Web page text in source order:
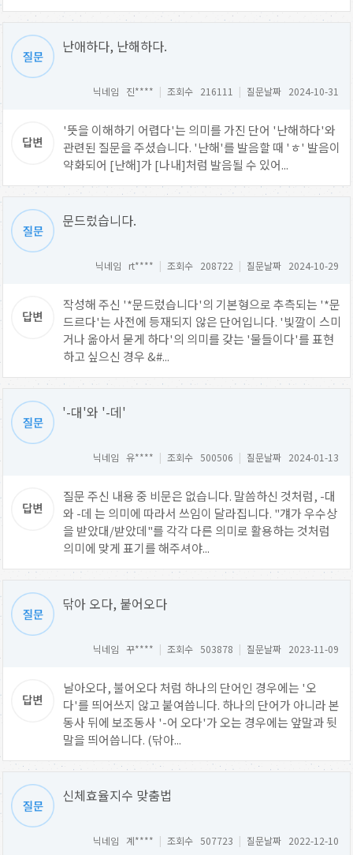
난애하다, 난해하다.
닉네임 진**** | 조회수 216111 | 질문날짜 2024-10-31
'뜻을 이해하기 어렵다'는 의미를 가진 단어 '난해하다'와
관련된 질문을 주셨습니다. '난해'를 발음할 때 'ㅎ' 발음이
약화되어 [난해]가 [나내]처럼 발음될 수 있어...
문드렀습니다.
닉네임 rt**** | 조회수 208722 | 질문날짜 2024-10-29
작성해 주신 '*문드렀습니다'의 기본형으로 추측되는 '*문
드르다'는 사전에 등재되지 않은 단어입니다. '빛깔이 스미
거나 옮아서 묻게 하다'의 의미를 갖는 '물들이다'를 표현
하고 싶으신 경우 &#...
'-대'와 '-데'
닉네임 유**** | 조회수 500506 | 질문날짜 2024-01-13
질문 주신 내용 중 비문은 없습니다. 말씀하신 것처럼, -대
와 -데 는 의미에 따라서 쓰임이 달라집니다. "걔가 우수상
을 받았대/받았데"를 각각 다른 의미로 활용하는 것처럼
의미에 맞게 표기를 해주셔야...
닦아 오다, 붙어오다
닉네임 꾸**** | 조회수 503878 | 질문날짜 2023-11-09
날아오다, 불어오다 처럼 하나의 단어인 경우에는 '오
다'를 띄어쓰지 않고 붙여씁니다. 하나의 단어가 아니라 본
동사 뒤에 보조동사 '-어 오다'가 오는 경우에는 앞말과 뒷
말을 띄어씁니다. (닦아...
신체효율지수 맞춤법
닉네임 계**** | 조회수 507723 | 질문날짜 2022-12-10